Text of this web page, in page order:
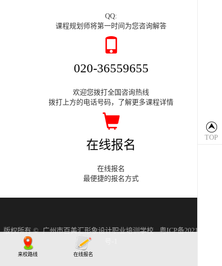
TOP
QQ:
课程规划师将第一时间为您咨询解答
020-36559655
欢迎您拨打全国咨询热线
拨打上方的电话号码，了解更多课程详情
在线报名
在线报名
最便捷的报名方式
版权所有 © 广州市百美汇形象设计职业培训学校粤ICP备2021119476
来校路线 在线报名